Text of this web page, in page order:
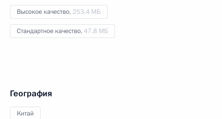
Высокое качество, 253.4 МБ
Стандартное качество,47.8 МБ
География
Китай